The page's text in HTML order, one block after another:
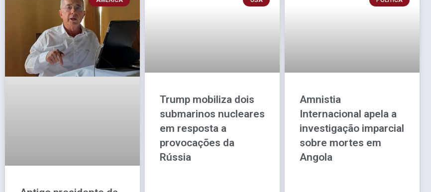
Trump mobiliza dois
submarinos nucleares
em resposta a
provocações da
Rússia
Amnistia
Internacional apela a
investigação imparcial
sobre mortes em
Angola